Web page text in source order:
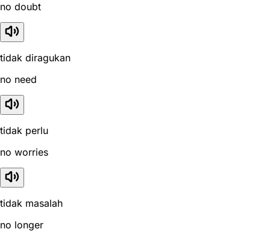
no doubt
tidak diragukan
no need
tidak perlu
no worries
tidak masalah
no longer